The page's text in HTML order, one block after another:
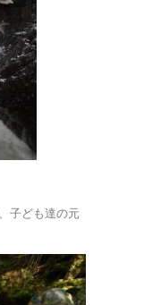
子ども達の元